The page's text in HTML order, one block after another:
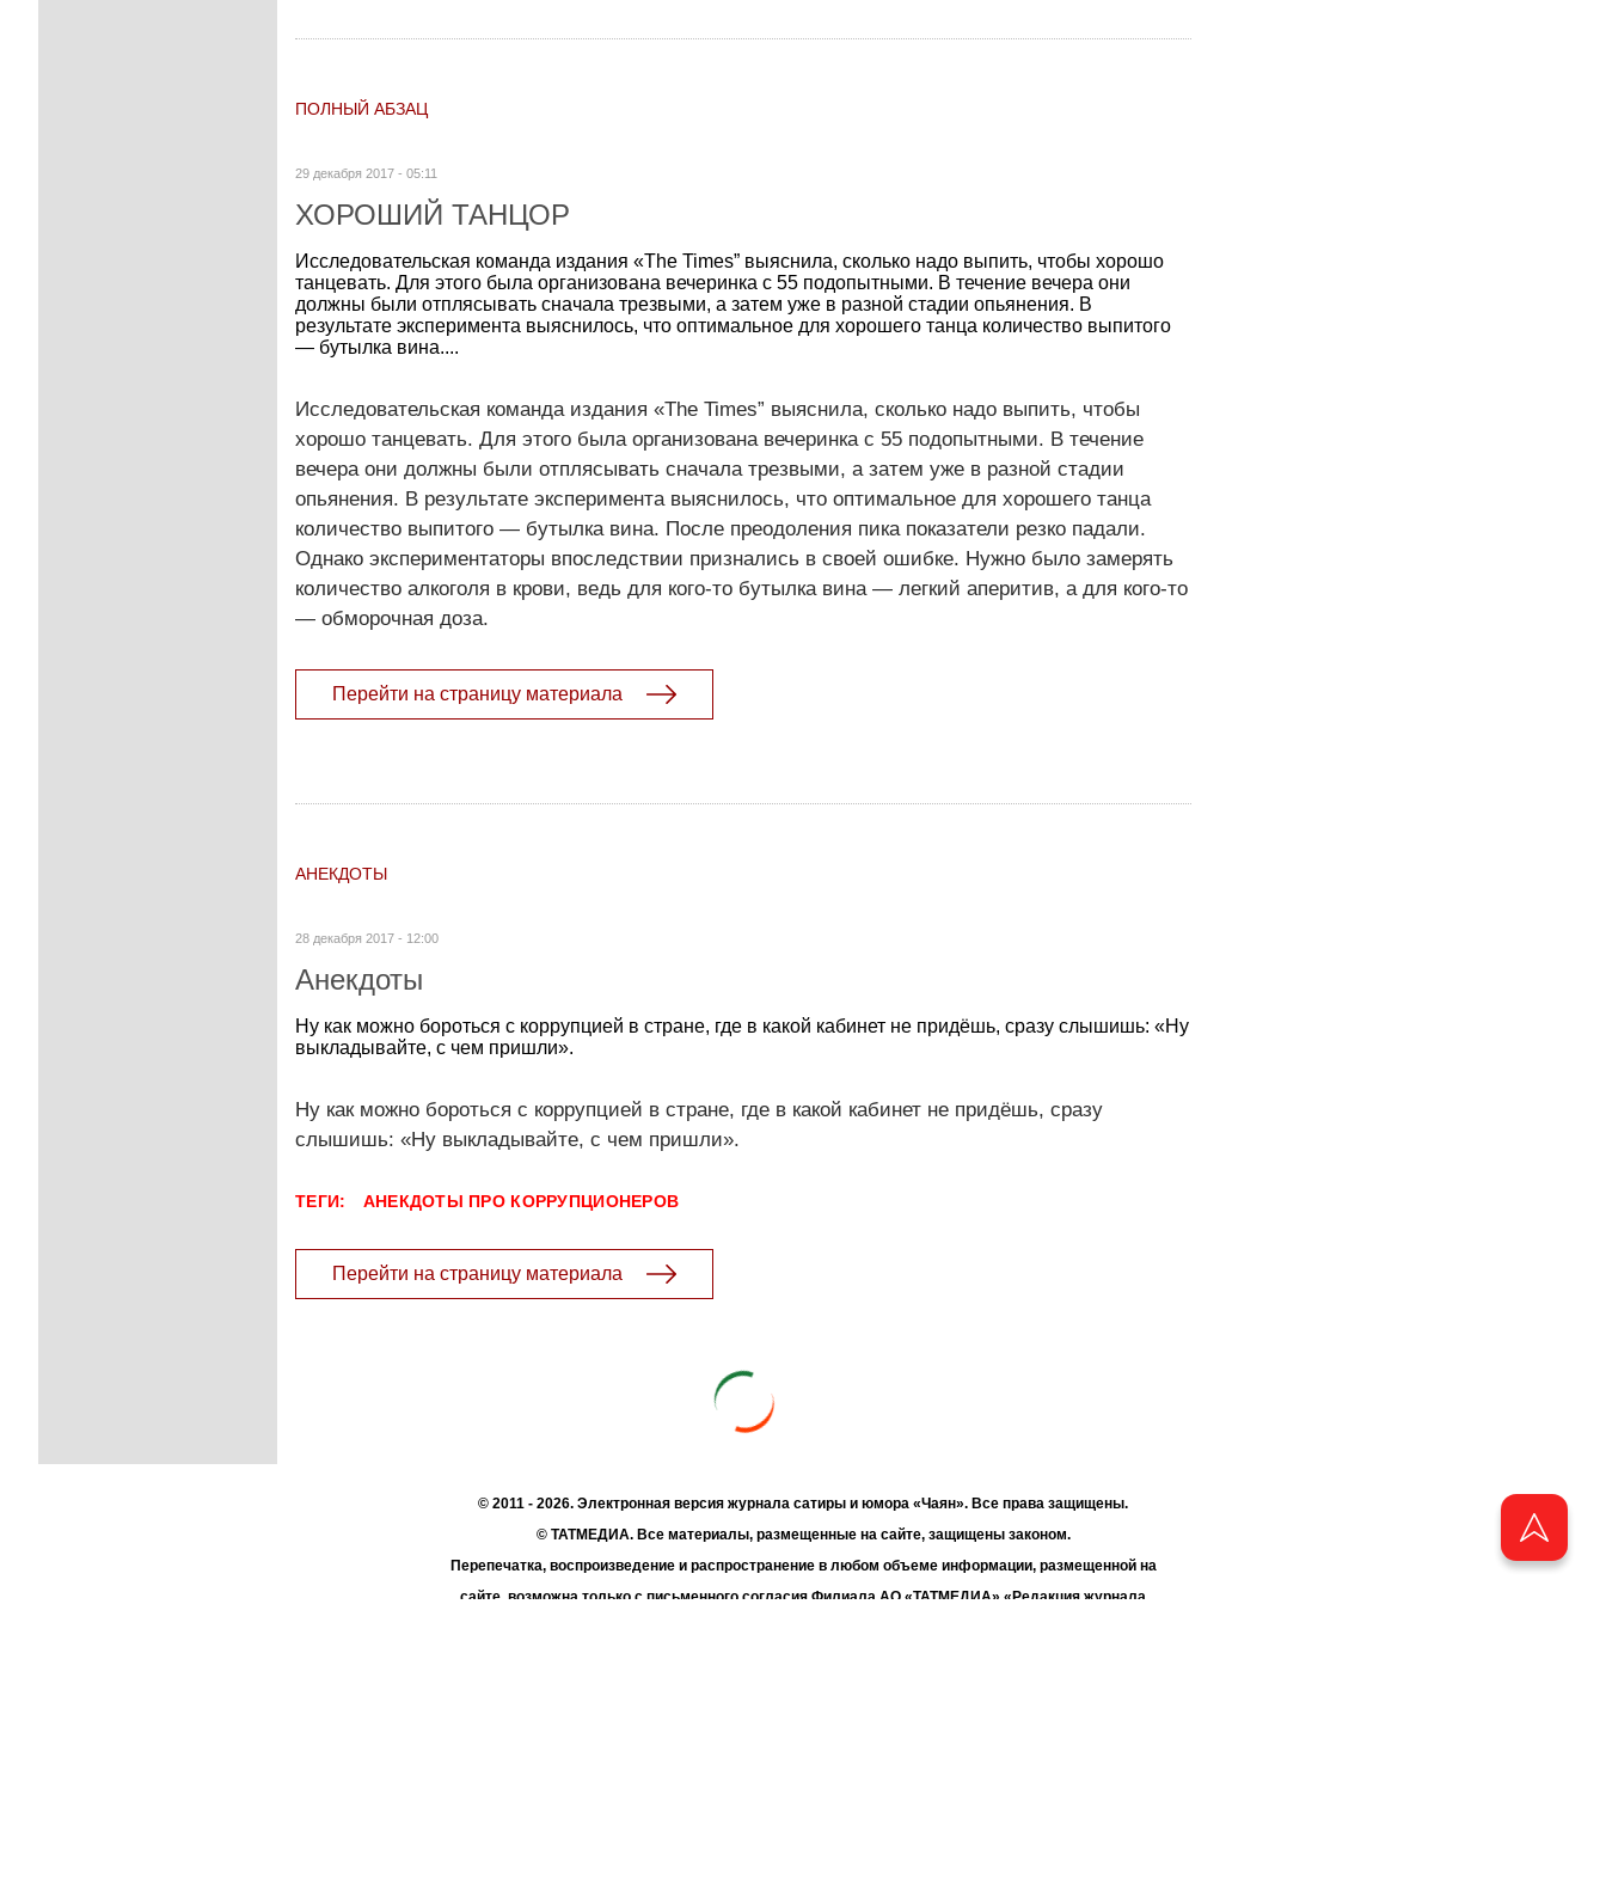
ПОЛНЫЙ АБЗАЦ
29 декабря 2017 - 05:11
ХОРОШИЙ ТАНЦОР
Исследовательская команда издания «The Times” выяснила, сколько надо выпить, чтобы хорошо
танцевать. Для этого была организована вечеринка с 55 подопытными. В течение вечера они
должны были отплясывать сначала трезвыми, а затем уже в разной стадии опьянения. В
результате эксперимента выяснилось, что оптимальное для хорошего танца количество выпитого
— бутылка вина....
Исследовательская команда издания «The Times” выяснила, сколько надо выпить, чтобы
хорошо танцевать. Для этого была организована вечеринка с 55 подопытными. В течение
вечера они должны были отплясывать сначала трезвыми, а затем уже в разной стадии
опьянения. В результате эксперимента выяснилось, что оптимальное для хорошего танца
количество выпитого — бутылка вина. После преодоления пика показатели резко падали.
Однако экспериментаторы впоследствии признались в своей ошибке. Нужно было замерять
количество алкоголя в крови, ведь для кого-то бутылка вина — легкий аперитив, а для кого-то
— обморочная доза.
Перейти на страницу материала
АНЕКДОТЫ
28 декабря 2017 - 12:00
Анекдоты
Ну как можно бороться с коррупцией в стране, где в какой кабинет не придёшь, сразу слышишь: «Ну
выкладывайте, с чем пришли».
Ну как можно бороться с коррупцией в стране, где в какой кабинет не придёшь, сразу
слышишь: «Ну выкладывайте, с чем пришли».
ТЕГИ: АНЕКДОТЫ ПРО КОРРУПЦИОНЕРОВ
Перейти на страницу материала
© 2011 - 2026. Электронная версия журнала сатиры и юмора «Чаян». Все права защищены.
© ТАТМЕДИА. Все материалы, размещенные на сайте, защищены законом.
Перепечатка, воспроизведение и распространение в любом объеме информации, размещенной на
сайте, возможна только с письменного согласия Филиала АО «ТАТМЕДИА» «Редакция журнала